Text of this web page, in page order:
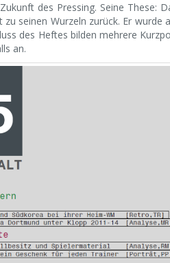
des Pressing. Seine These:
seinen Wurzeln zurück. Er wurde
des Heftes bilden mehrere
an.